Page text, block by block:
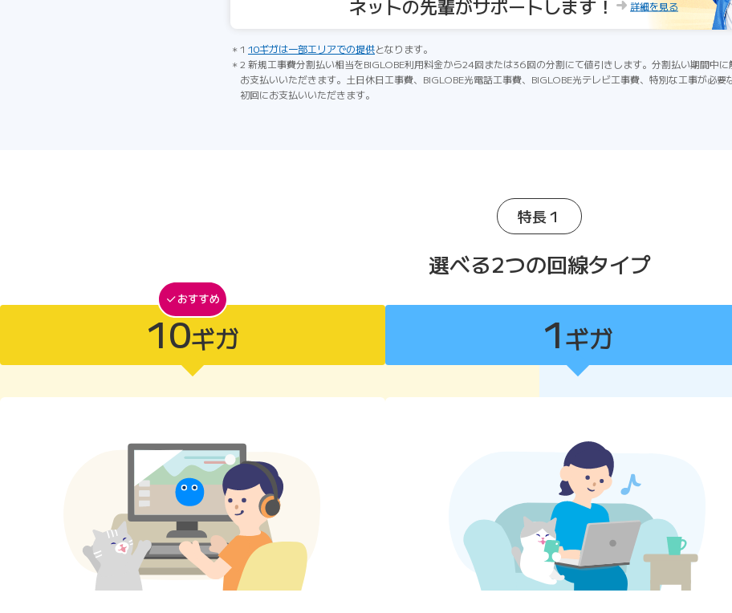
ネットの先輩がサポートします！ 詳細を見る
1 10ギガは一部エリアでの提供となります。
2 新規工事費分割払い相当をBIGLOBE利用料金から24回または36回の分割にて値引きします。分割払い期間中
お支払いいただきます。土日休日工事費、BIGLOBE光電話工事費、BIGLOBE光テレビ工事費、特別な工事が必要
初回にお支払いいただきます。
特長１
選べる2つの回線タイプ
10ギガ 1ギガ